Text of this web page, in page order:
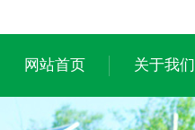
网站首页 关于我们